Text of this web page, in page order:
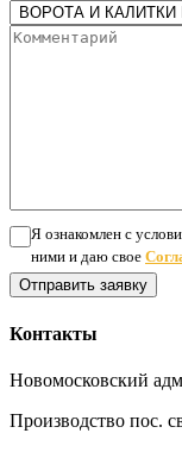
Я ознакомлен с
ними и даю свое
Отправить заявку
Контакты
Новомосковский
Производство пос.